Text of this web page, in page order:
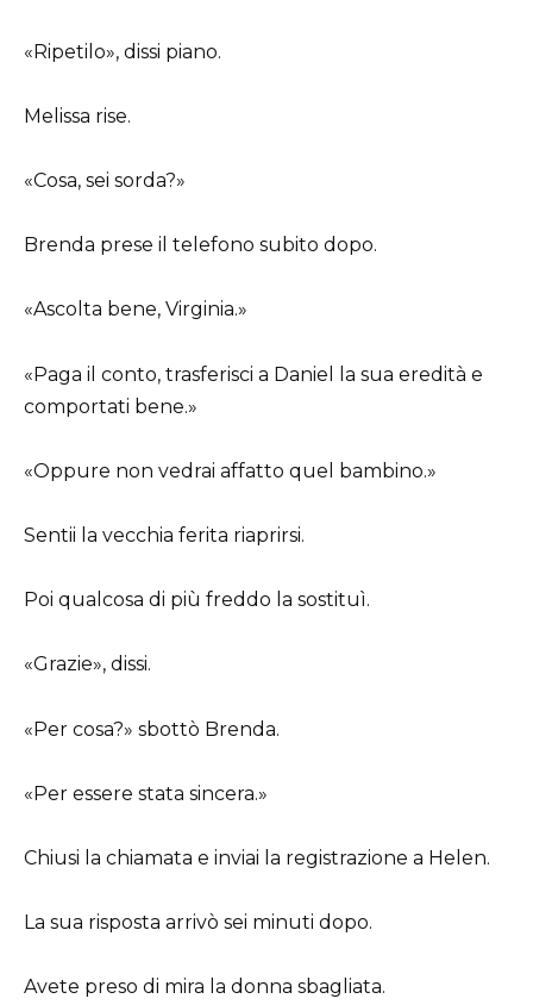
«Ripetilo», dissi piano.
Melissa rise.
«Cosa, sei sorda?»
Brenda prese il telefono subito dopo.
«Ascolta bene, Virginia.»
«Paga il conto, trasferisci a Daniel la sua eredità e
comportati bene.»
«Oppure non vedrai affatto quel bambino.»
Sentii la vecchia ferita riaprirsi.
Poi qualcosa di più freddo la sostituì.
«Grazie», dissi.
«Per cosa?» sbottò Brenda.
«Per essere stata sincera.»
Chiusi la chiamata e inviai la registrazione a Helen.
La sua risposta arrivò sei minuti dopo.
Avete preso di mira la donna sbagliata.